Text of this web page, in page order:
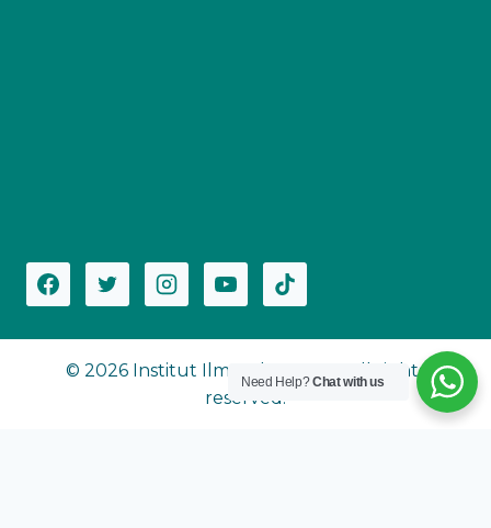
© 2026 Institut Ilmu Al-Qur'an - All rights
reserved.
Need Help?Chat with us